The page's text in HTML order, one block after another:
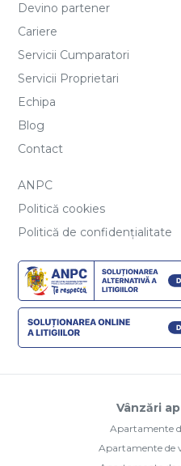
Devino partener
Cariere
Servicii Cumparatori
Servicii Proprietari
Echipa
Blog
Contact
ANPC
Politică cookies
Politică de confidențialitate
Vânzări
Apartamente
Apartamente de